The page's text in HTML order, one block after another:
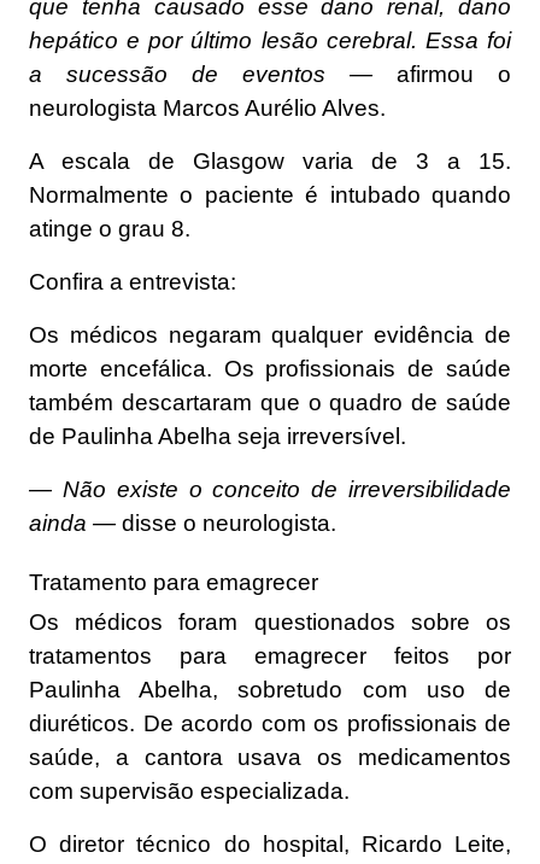
que tenha causado esse dano renal, dano
hepático e por último lesão cerebral. Essa foi
a sucessão de eventos — afirmou o
neurologista Marcos Aurélio Alves.
A escala de Glasgow varia de 3 a 15.
Normalmente o paciente é intubado quando
atinge o grau 8.
Confira a entrevista:
Os médicos negaram qualquer evidência de
morte encefálica. Os profissionais de saúde
também descartaram que o quadro de saúde
de Paulinha Abelha seja irreversível.
— Não existe o conceito de irreversibilidade
ainda — disse o neurologista.
Tratamento para emagrecer
Os médicos foram questionados sobre os
tratamentos para emagrecer feitos por
Paulinha Abelha, sobretudo com uso de
diuréticos. De acordo com os profissionais de
saúde, a cantora usava os medicamentos
com supervisão especializada.
O diretor técnico do hospital, Ricardo Leite,